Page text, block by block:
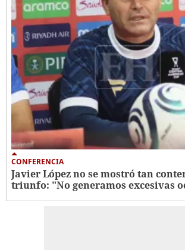
CONFERENCIA
Javier López no se mostró tan
triunfo: "No generamos excesivas